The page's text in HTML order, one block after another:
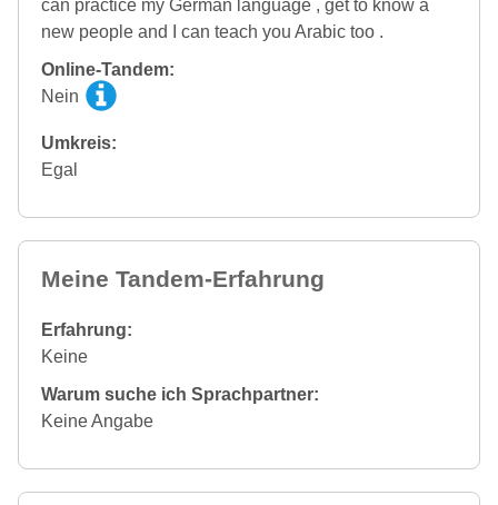
can practice my German language , get to know a
new people and I can teach you Arabic too .
Online-Tandem:
Nein
Umkreis:
Egal
Meine Tandem-Erfahrung
Erfahrung:
Keine
Warum suche ich Sprachpartner:
Keine Angabe